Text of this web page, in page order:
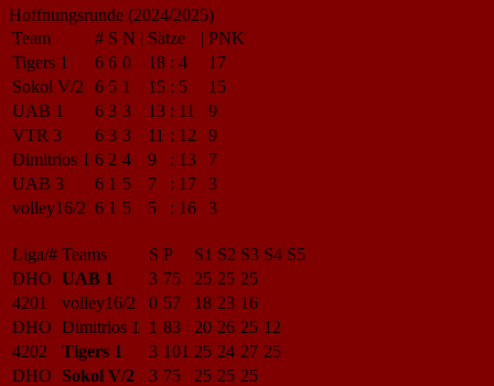
Hoffnungsrunde (2024/2025)
Team
# S N | Sätze | PNK
Tigers 1
6 6 0 18 : 4
17
Sokol V/2
6 5 1 15 : 5
15
UAB 1
6 3 3 13 : 11
9
VTR 3
6 3 3 11 : 12
9
Dimitrios 1 6 2 4 9 : 13
7
UAB 3
6 1 5 7 : 17
3
volley16/2 6 1 5 5 : 16 3
Liga/# Teams S P S1 S2 S3 S4 S5
DHO UAB 1 3 75 25 25 25
4201
volley16/2 0 57 18 23 16
DHO Dimitrios 1 1 83 20 26 25 12
4202
Tigers 1 3 101 25 24 27 25
DHO
Sokol V/2 3 75 25 25 25